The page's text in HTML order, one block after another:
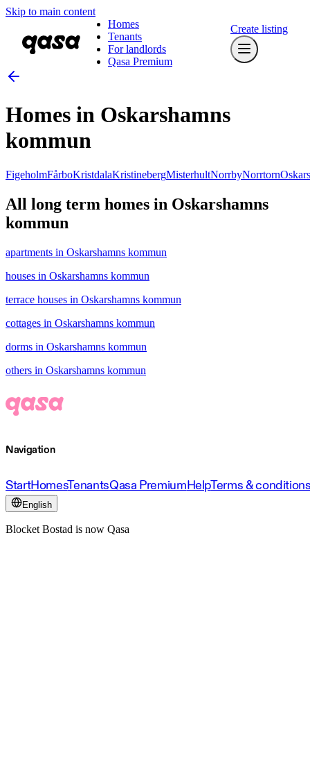
Skip to main content
Homes
Tenants
For landlords
Qasa Premium
Create listing
Homes in Oskarshamns
kommun
FigeholmFårboKristdalaKristinebergMisterhultNorrbyNorrtorn
All long term homes in Oskarshamns
kommun
apartments in Oskarshamns kommun
houses in Oskarshamns kommun
terrace houses in Oskarshamns kommun
cottages in Oskarshamns kommun
dorms in Oskarshamns kommun
others in Oskarshamns kommun
Navigation
StartHomesTenantsQasa PremiumHelpTerms &
English
Blocket Bostad is now Qasa